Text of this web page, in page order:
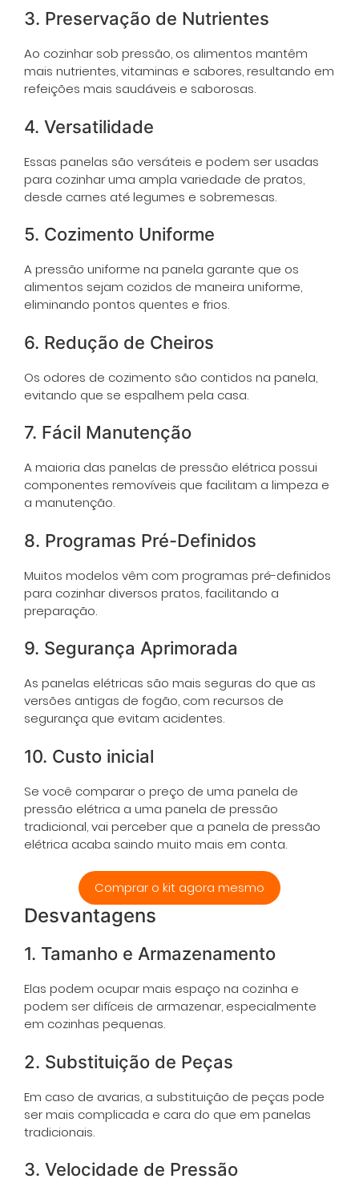
3. Preservação de Nutrientes
Ao cozinhar sob pressão, os alimentos mantêm
mais nutrientes, vitaminas e sabores, resultando em
refeições mais saudáveis e saborosas.
4. Versatilidade
Essas panelas são versáteis e podem ser usadas
para cozinhar uma ampla variedade de pratos,
desde carnes até legumes e sobremesas.
5. Cozimento Uniforme
A pressão uniforme na panela garante que os
alimentos sejam cozidos de maneira uniforme,
eliminando pontos quentes e frios.
6. Redução de Cheiros
Os odores de cozimento são contidos na panela,
evitando que se espalhem pela casa.
7. Fácil Manutenção
A maioria das panelas de pressão elétrica possui
componentes removíveis que facilitam a limpeza e
a manutenção.
8. Programas Pré-Definidos
Muitos modelos vêm com programas pré-definidos
para cozinhar diversos pratos, facilitando a
preparação.
9. Segurança Aprimorada
As panelas elétricas são mais seguras do que as
versões antigas de fogão, com recursos de
segurança que evitam acidentes.
10. Custo inicial
Se você comparar o preço de uma panela de
pressão elétrica a uma panela de pressão
tradicional, vai perceber que a panela de pressão
elétrica acaba saindo muito mais em conta.
Comprar o kit agora mesmo
Desvantagens
1. Tamanho e Armazenamento
Elas podem ocupar mais espaço na cozinha e
podem ser difíceis de armazenar, especialmente
em cozinhas pequenas.
2. Substituição de Peças
Em caso de avarias, a substituição de peças pode
ser mais complicada e cara do que em panelas
tradicionais.
3. Velocidade de Pressão